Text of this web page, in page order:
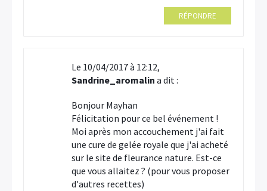
RÉPONDRE
Le 10/04/2017 à 12:12,
Sandrine_aromalin a dit :
Bonjour Mayhan
Félicitation pour ce bel événement !
Moi après mon accouchement j'ai fait
une cure de gelée royale que j'ai acheté
sur le site de fleurance nature. Est-ce
que vous allaitez ? (pour vous proposer
d'autres recettes)